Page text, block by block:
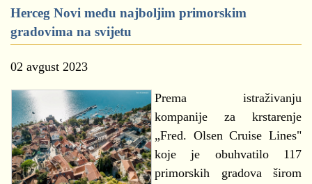
Herceg Novi među najboljim primorskim
gradovima na svijetu
02 avgust 2023
Prema istraživanju
kompanije za krstarenje
„Fred. Olsen Cruise Lines"
koje je obuhvatilo 117
primorskih gradova širom